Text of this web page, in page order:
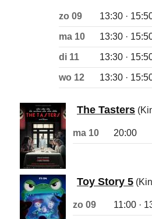
zo 09 13:30 ·
ma 10 13:30 ·
di 11 13:30 ·
wo 12 13:30 ·
The Tasters
ma 10 20:00
Toy Story 5
zo 09 11:00 ·